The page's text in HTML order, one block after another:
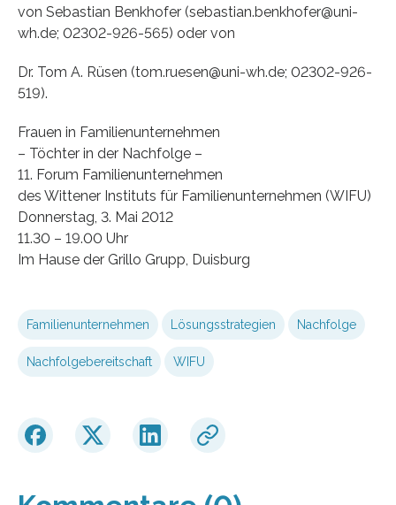
von Sebastian Benkhofer (sebastian.benkhofer@uni-
wh.de; 02302-926-565) oder von
Dr. Tom A. Rüsen (tom.ruesen@uni-wh.de; 02302-926-
519).
Frauen in Familienunternehmen
– Töchter in der Nachfolge –
11. Forum Familienunternehmen
des Wittener Instituts für Familienunternehmen (WIFU)
Donnerstag, 3. Mai 2012
11.30 – 19.00 Uhr
Im Hause der Grillo Grupp, Duisburg
Familienunternehmen Lösungsstrategien Nachfolge
Nachfolgebereitschaft WIFU